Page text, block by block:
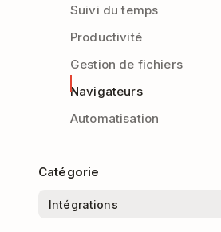
Suivi du temps
Productivité
Gestion de fichiers
Navigateurs
Automatisation
Catégorie